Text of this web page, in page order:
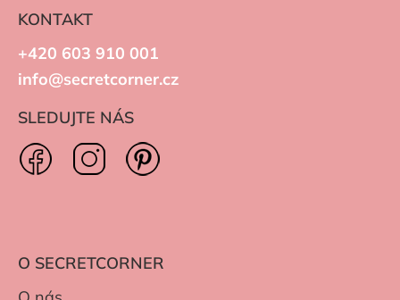
KONTAKT
+420 603 910 001
info@secretcorner.cz
SLEDUJTE NÁS
O SECRETCORNER